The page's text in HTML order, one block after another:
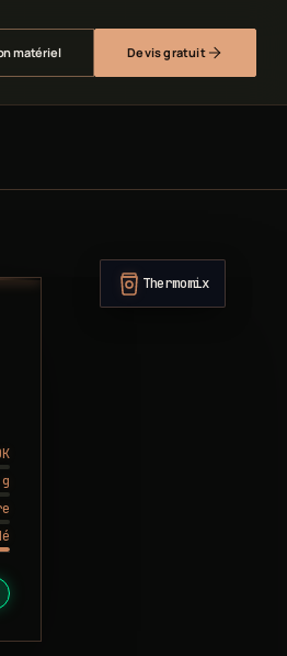
matériel Devis gratuit
Thermomix